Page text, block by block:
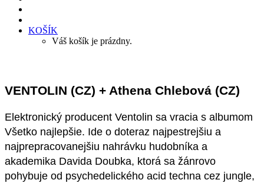
KOŠÍK
Váš košík je prázdny.
VENTOLIN (CZ) + Athena Chlebová (CZ)
Elektronický producent Ventolin sa vracia s albumom
Všetko najlepšie. Ide o doteraz najpestrejšiu a
najprepracovanejšiu nahrávku hudobníka a
akademika Davida Doubka, ktorá sa žánrovo
pohybuje od psychedelického acid techna cez jungle,